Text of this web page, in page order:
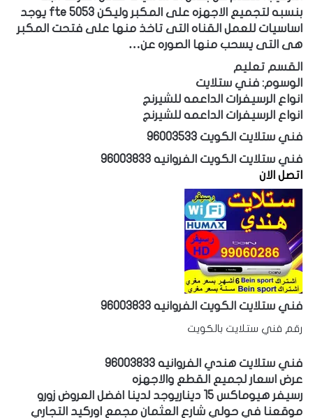
بنسبه لتجميع الاجهزه على المكبر وليكن 5053 fte يوجد
اساسيات للعمل القناه التى تاخذ منها على فتحت المكبر
هى التى يسحب منها الصوره عن…
القسم تعليم
الوسوم: فني ستلايت
انواع الرسيفرات الداعمه للشيرنج
انواع الرسيفرات الداعمه للشيرنج
فني ستلايت الكويت 96003533
فني ستلايت الكويت الفروانيه 96003833
اتصل الان
فني ستلايت الكويت الفروانيه 96003833
رقم فني ستلايت بالكويت
فني ستلايت هندي الفروانيه 96003833
عرض اسعار لجميع القطع والاجهزه
رسيفر هيوماكس 15 ديناريوجد لدينا افضل العروض زورو
موقعنا في حولي شارع العثمان مجمع اوركيد التجاري